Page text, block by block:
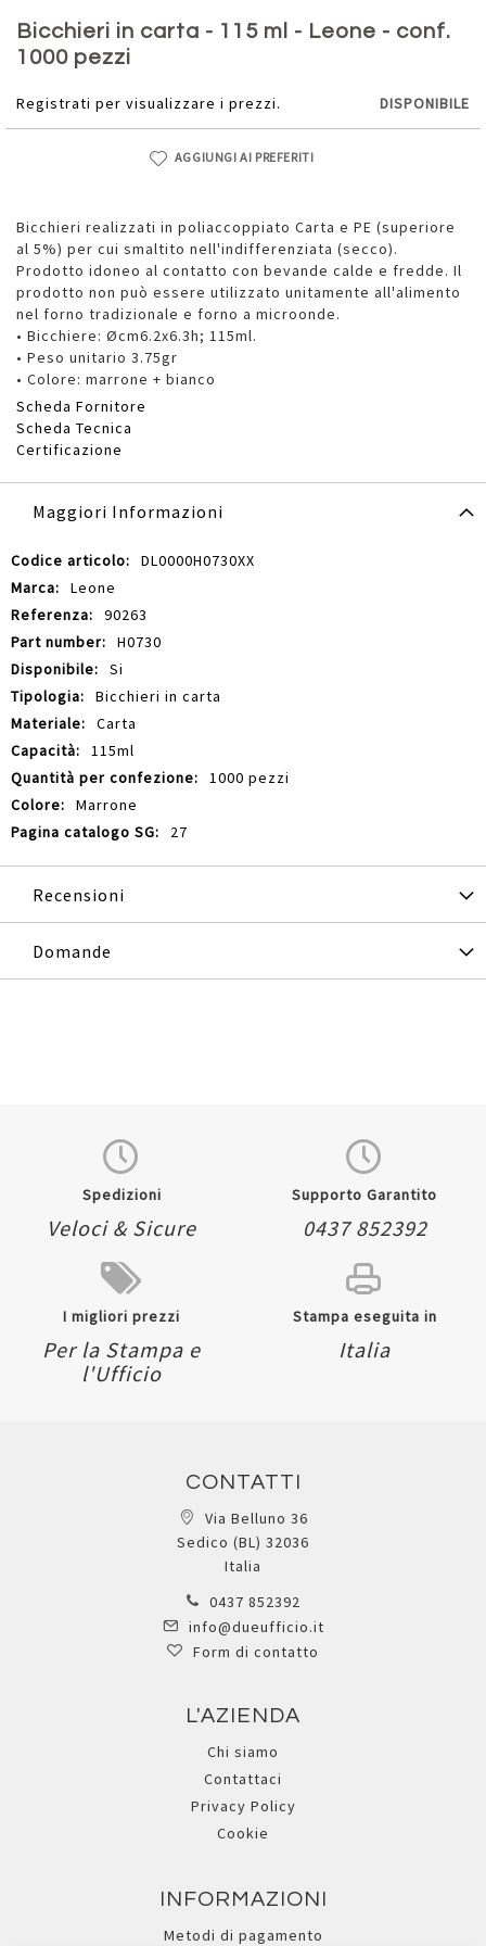
Bicchieri in carta - 115 ml - Leone - conf.
1000 pezzi
Registrati per visualizzare i prezzi. DISPONIBILE
AGGIUNGI AI PREFERITI
Bicchieri realizzati in poliaccoppiato Carta e PE (superiore
al 5%) per cui smaltito nell'indifferenziata (secco).
Prodotto idoneo al contatto con bevande calde e fredde. Il
prodotto non può essere utilizzato unitamente all'alimento
nel forno tradizionale e forno a microonde.
• Bicchiere: Øcm6.2x6.3h; 115ml.
• Peso unitario 3.75gr
• Colore: marrone + bianco
Scheda Fornitore
Scheda Tecnica
Certificazione
all'inizio
della
galleria
immagini
Maggiori Informazioni
Maggiori
Informazioni
DL0000H0730XX
Leone
90263
H0730
Si
Bicchieri in carta
Carta
115ml
1000 pezzi
Marrone
27
Recensioni
Domande
Spedizioni
Veloci & Sicure
Supporto Garantito
0437 852392
I migliori prezzi
Per la Stampa e
l'Ufficio
Stampa eseguita in
Italia
CONTATTI
Via Belluno 36
Sedico (BL) 32036
Italia
0437 852392
info@dueufficio.it
Form di contatto
L'AZIENDA
Chi siamo
Contattaci
Privacy Policy
Cookie
INFORMAZIONI
Metodi di pagamento